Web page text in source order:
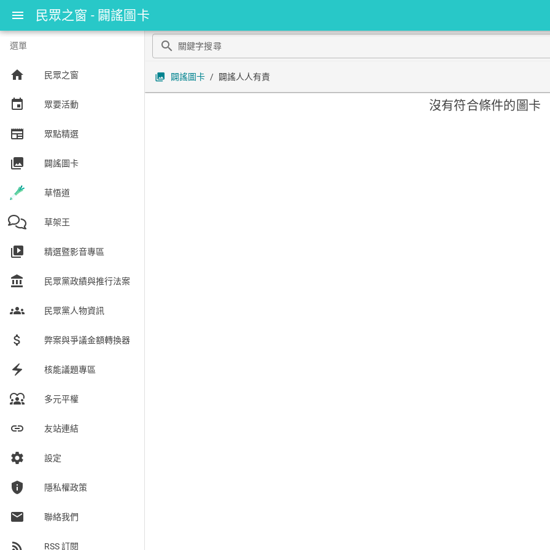
menu 民眾之窗 - 闢謠圖卡
選單
home 民眾之窗
event 眾要活動
newspaper 眾點精選
collections 闢謠圖卡
草悟道
草架王
video_library 精選暨影音專區
account_balance 民眾黨政績與推行法案
groups 民眾黨人物資訊
attach_money 弊案與爭議金額轉換器
electric_bolt 核能議題專區
diversity_1 多元平權
link 友站連結
settings 設定
privacy_tip 隱私權政策
email 聯絡我們
rss_feed RSS 訂閱
沒有符合條件的圖卡
search
collections 闢謠圖卡 / 闢謠人人有責